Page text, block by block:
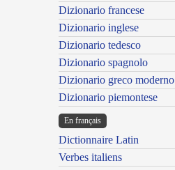
Dizionario francese
Dizionario inglese
Dizionario tedesco
Dizionario spagnolo
Dizionario greco moderno
Dizionario piemontese
En français
Dictionnaire Latin
Verbes italiens